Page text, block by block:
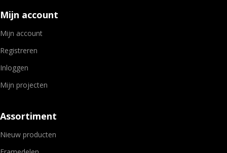
Mijn account
Mijn account
Registreren
Inloggen
Mijn projecten
Assortiment
Nieuw producten